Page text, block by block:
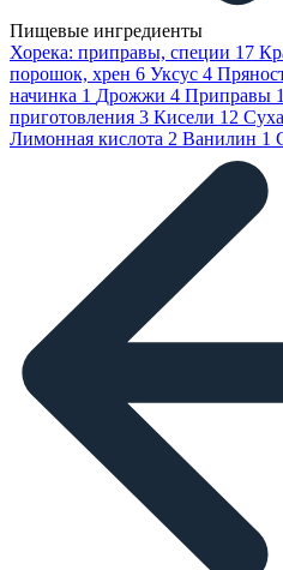
Пищевые ингредиенты
Хорека: приправы, специи 17
порошок, хрен 6 Уксус 4
начинка 1 Дрожжи 4 Приправы
приготовления 3 Кисели 12
Лимонная кислота 2 Ванилин 1